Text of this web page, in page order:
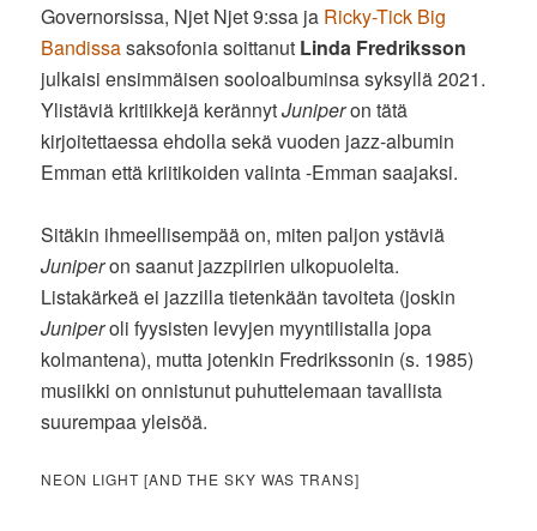
Governorsissa, Njet Njet 9:ssa ja Ricky-Tick Big
Bandissasaksofonia soittanut Linda Fredriksson
julkaisi ensimmäisen sooloalbuminsa syksyllä 2021.
Ylistäviä kritiikkejä kerännytJuniperon tätä
kirjoitettaessa ehdolla sekä vuoden jazz-albumin
Emman että kriitikoiden valinta -Emman saajaksi.
Sitäkin ihmeellisempää on, miten paljon ystäviä
Juniperon saanut jazzpiirien ulkopuolelta.
Listakärkeä ei jazzilla tietenkään tavoiteta (joskin
Juniperoli fyysisten levyjen myyntilistalla jopa
kolmantena), mutta jotenkin Fredrikssonin (s. 1985)
musiikki on onnistunut puhuttelemaan tavallista
suurempaa yleisöä.
NEON LIGHT [AND THE SKY WAS TRANS]